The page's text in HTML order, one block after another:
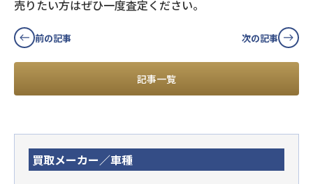
売りたい方はぜひ一度査定ください。
前の記事
記事一覧
次の記事
買取メーカー／車種